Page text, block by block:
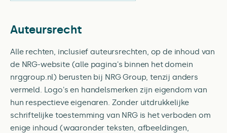
Auteursrecht
Alle rechten, inclusief auteursrechten, op de inhoud van
de NRG-website (alle pagina's binnen het domein
nrggroup.nl) berusten bij NRG Group, tenzij anders
vermeld. Logo's en handelsmerken zijn eigendom van
hun respectieve eigenaren. Zonder uitdrukkelijke
schriftelijke toestemming van NRG is het verboden om
enige inhoud (waaronder teksten, afbeeldingen,